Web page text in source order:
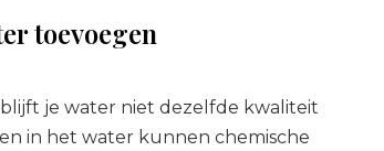
toevoegen
je water niet dezelfde kwaliteit
in het water kunnen chemische